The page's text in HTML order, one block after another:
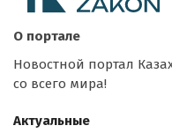
О портале
Новостной портал
со всего мира!
Актуальные